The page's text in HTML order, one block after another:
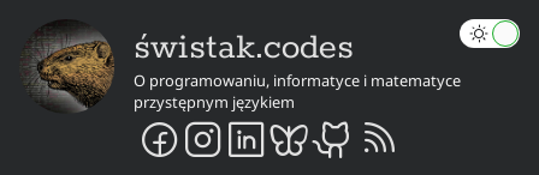
świstak.codes
O programowaniu, informatyce i matematyce
przystępnym językiem